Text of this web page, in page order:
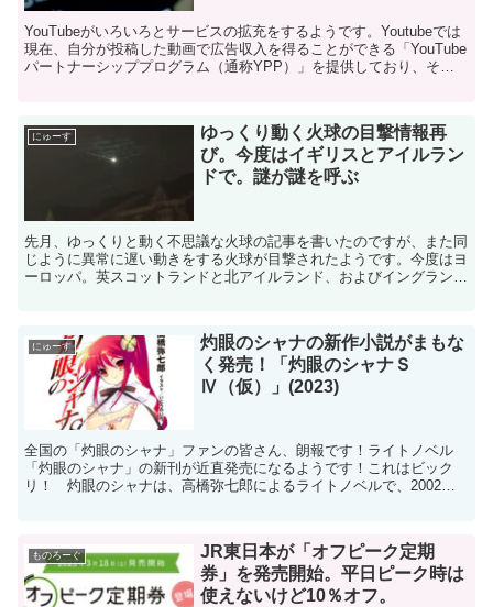
YouTubeがいろいろとサービスの拡充をするようです。Youtubeでは
現在、自分が投稿した動画で広告収入を得ることができる「YouTube
パートナーシッププログラム（通称YPP）」を提供しており、その
にゅーす
ゆっくり動く火球の目撃情報再
び。今度はイギリスとアイルラン
ドで。謎が謎を呼ぶ
先月、ゆっくりと動く不思議な火球の記事を書いたのですが、また同
じように異常に遅い動きをする火球が目撃されたようです。今度はヨ
ーロッパ。英スコットランドと北アイルランド、およびイングランド
にゅーす
灼眼のシャナの新作小説がまもな
く発売！「灼眼のシャナＳ
Ⅳ（仮）」(2023)
全国の「灼眼のシャナ」ファンの皆さん、朗報です！ライトノベル
「灼眼のシャナ」の新刊が近直発売になるようです！これはビック
リ！ 灼眼のシャナは、高橋弥七郎によるライトノベルで、2002年
ものろーぐ
JR東日本が「オフピーク定期
券」を発売開始。平日ピーク時は
使えないけど10％オフ。